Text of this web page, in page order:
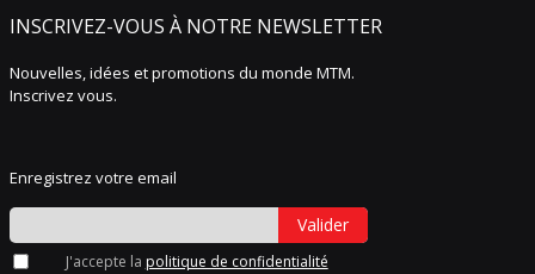
INSCRIVEZ-VOUS À NOTRE NEWSLETTER
Nouvelles, idées et promotions du monde MTM.
Inscrivez vous.
Enregistrez votre email
Valider
J'accepte la politique de confidentialité